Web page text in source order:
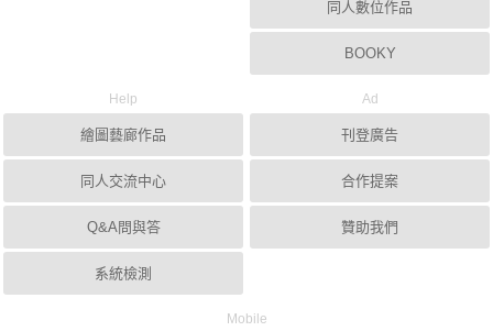
同人數位作品
BOOKY
Help
繪圖藝廊作品
同人交流中心
Q&A問與答
系統檢測
Ad
刊登廣告
合作提案
贊助我們
Mobile